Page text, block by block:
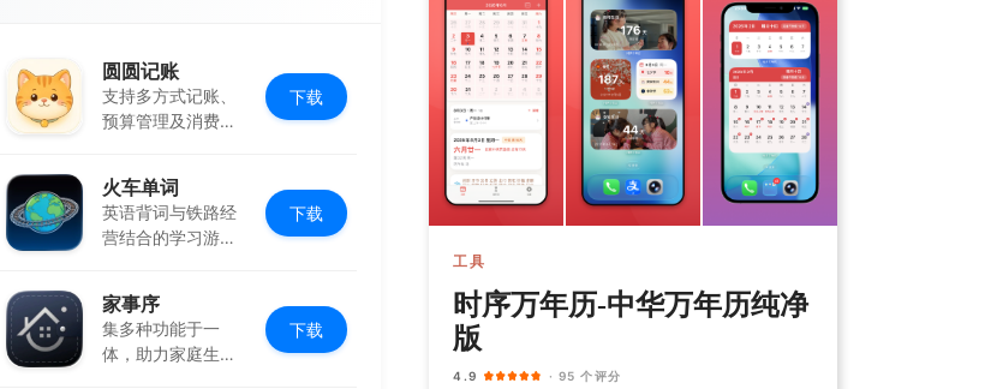
圆圆记账
支持多方式记账、
预算管理及消费复
下载
火车单词
英语背词与铁路经
营结合的学习游
下载
家事序
集多种功能于一
体，助力家庭生活
下载
工具
时序万年历-中华万年历纯净
版
4.9 · 95 个评分